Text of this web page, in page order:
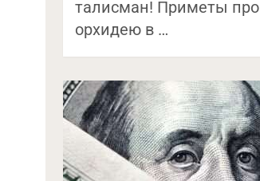
талисман! Приметы про
орхидею в …